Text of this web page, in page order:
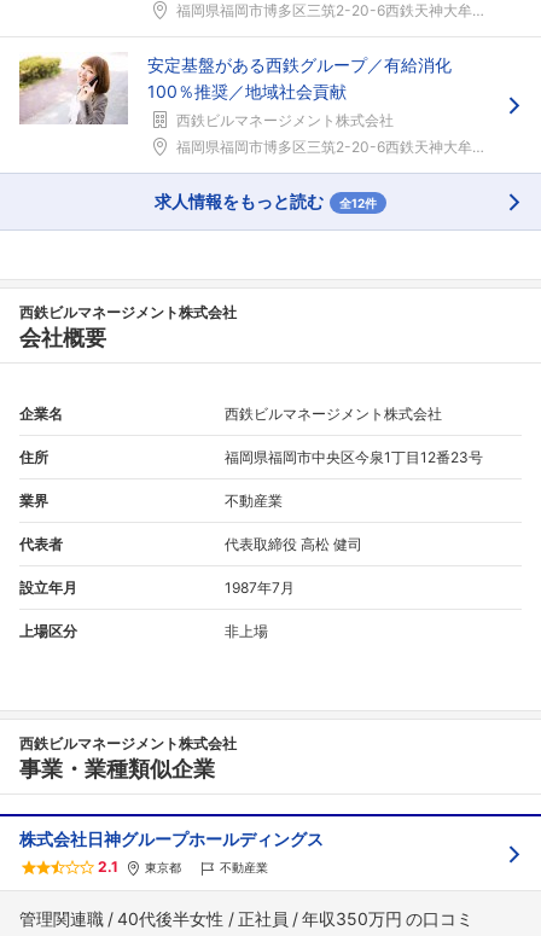
福岡県福岡市博多区三筑2-20-6西鉄天神大牟田線...
安定基盤がある西鉄グループ／有給消化
100％推奨／地域社会貢献
西鉄ビルマネージメント株式会社
福岡県福岡市博多区三筑2-20-6西鉄天神大牟田線...
求人情報をもっと読む 全12件
西鉄ビルマネージメント株式会社
会社概要
企業名 西鉄ビルマネージメント株式会社
住所 福岡県福岡市中央区今泉1丁目12番23号
業界 不動産業
代表者 代表取締役 高松 健司
設立年月 1987年7月
上場区分 非上場
西鉄ビルマネージメント株式会社
事業・業種類似企業
株式会社日神グループホールディングス
2.1 東京都 不動産業
管理関連職 40代後半女性 正社員 年収350万円